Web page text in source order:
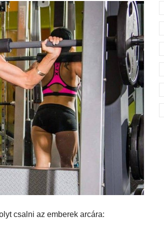
csalni az emberek arcára: